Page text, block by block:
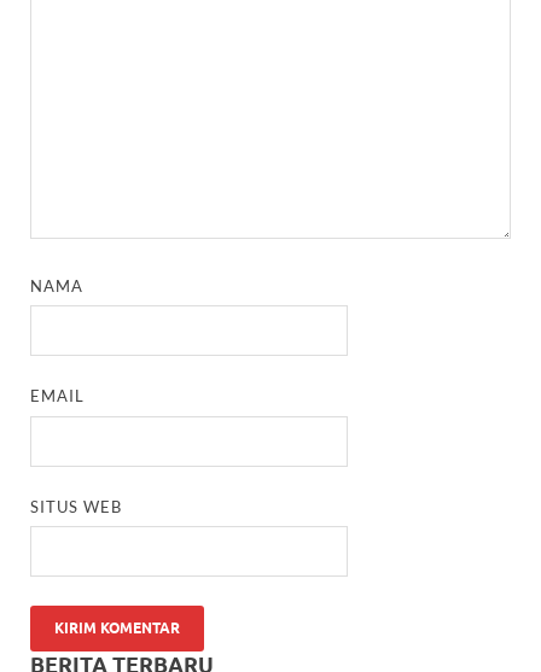
NAMA
EMAIL
SITUS WEB
BERITA TERBARU